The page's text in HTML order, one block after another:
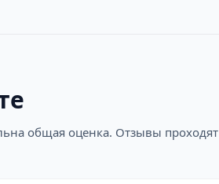
общая оценка. Отзывы проходят